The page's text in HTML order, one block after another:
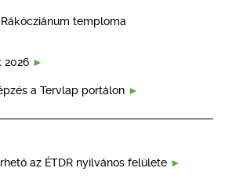
temploma
2026
a Tervlap portálon
az ÉTDR nyilvános felülete